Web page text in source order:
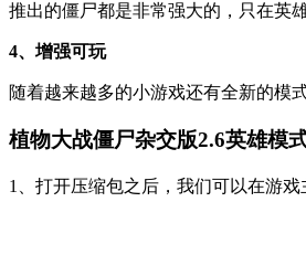
推出的僵尸都是非常强大的，只在英
4、增强可玩
随着越来越多的小游戏还有全新的模
植物大战僵尸杂交版2.6英雄模
1、打开压缩包之后，我们可以在游